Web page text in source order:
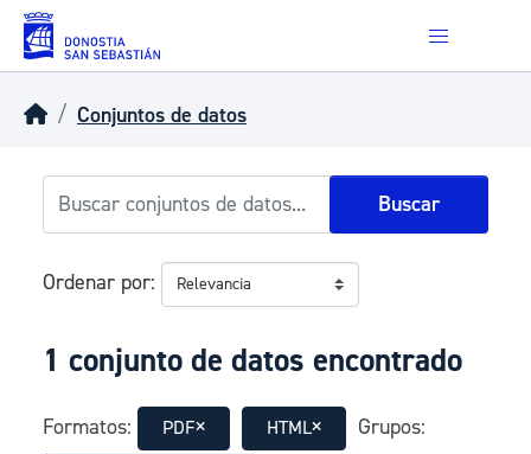
Skip to main content
Conjuntos de datos
Buscar
Ordenar por
1 conjunto de datos encontrado
Formatos: PDF HTML Grupos: